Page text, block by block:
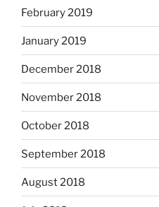
February 2019
January 2019
December 2018
November 2018
October 2018
September 2018
August 2018